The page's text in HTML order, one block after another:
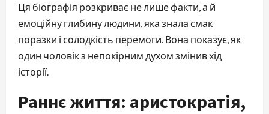
Ця біографія розкриває не лише факти, а й
емоційну глибину людини, яка знала смак
поразки і солодкість перемоги. Вона показує, як
один чоловік з непокірним духом змінив хід
історії.
Раннє життя: аристократія,